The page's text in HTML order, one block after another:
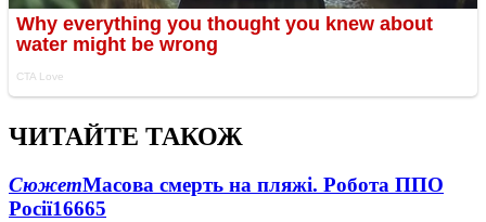
ЧИТАЙТЕ ТАКОЖ
СюжетМасова смерть на пляжі. Робота ППО
Росії16665